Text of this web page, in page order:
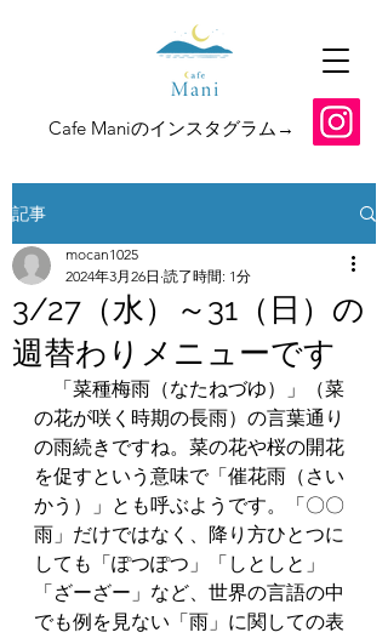
​Cafe Maniのインスタグラム→
記事
3/27（水）～31（日）の
週替わりメニューです
mocan1025
2024年3月26日 読了時間: 1分
「菜種梅雨（なたねづゆ）」（菜
の花が咲く時期の長雨）の言葉通り
の雨続きですね。菜の花や桜の開花
を促すという意味で「催花雨（さい
かう）」とも呼ぶようです。「〇〇
雨」だけではなく、降り方ひとつに
しても「ぽつぽつ」「しとしと」
「ざーざー」など、世界の言語の中
でも例を見ない「雨」に関しての表